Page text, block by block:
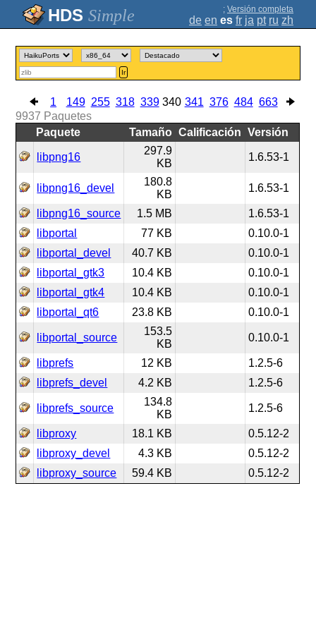
Simple ; Versión completa
de en es fr ja pt ru zh
Ir
1 149 255 318 339 340 341 376 484 663
9937 Paquetes
Paquete
Tamaño Calificación Versión
libpng16
297.9
KB
1.6.53-1
libpng16_devel
180.8
KB
1.6.53-1
libpng16_source 1.5 MB
1.6.53-1
libportal
77 KB
0.10.0-1
libportal_devel
40.7 KB
0.10.0-1
libportal_gtk3
10.4 KB
0.10.0-1
libportal_gtk4
10.4 KB
0.10.0-1
libportal_qt6
23.8 KB 0.10.0-1
libportal_source
153.5
KB
0.10.0-1
libprefs 12 KB
1.2.5-6
libprefs_devel
4.2 KB 1.2.5-6
libprefs_source
134.8
KB
1.2.5-6
libproxy 18.1 KB
0.5.12-2
libproxy_devel
4.3 KB
0.5.12-2
libproxy_source
59.4 KB 0.5.12-2